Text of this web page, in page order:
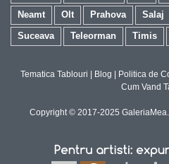
Neamt
Olt Prahova Salaj
Suceava
Teleorman Timis
Tematica Tablouri Blog Politica de
Cum Vand
Copyright © 2017-2025